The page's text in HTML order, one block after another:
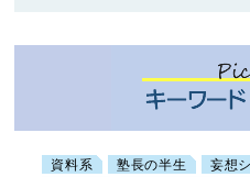
資料系 塾長の半生 妄想